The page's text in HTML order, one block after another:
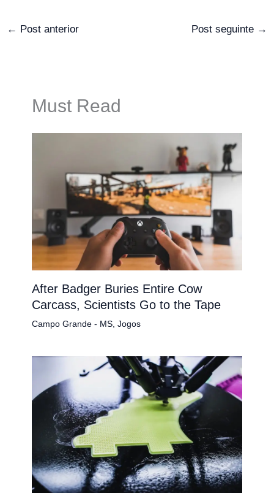
← Post anterior Post seguinte →
Must Read
After Badger Buries Entire Cow
Carcass, Scientists Go to the Tape
Campo Grande - MS, Jogos